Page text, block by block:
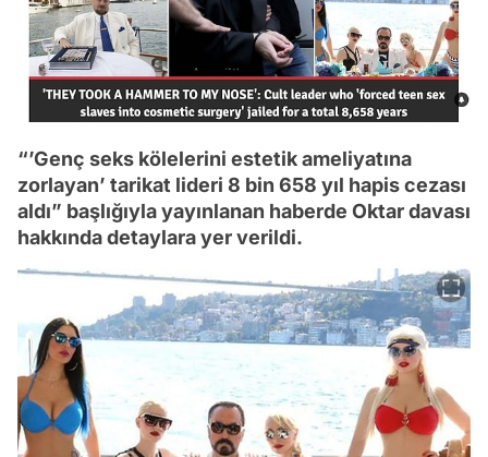
“’Genç seks kölelerini estetik ameliyatına
zorlayan’ tarikat lideri 8 bin 658 yıl hapis cezası
aldı” başlığıyla yayınlanan haberde Oktar davası
hakkında detaylara yer verildi.